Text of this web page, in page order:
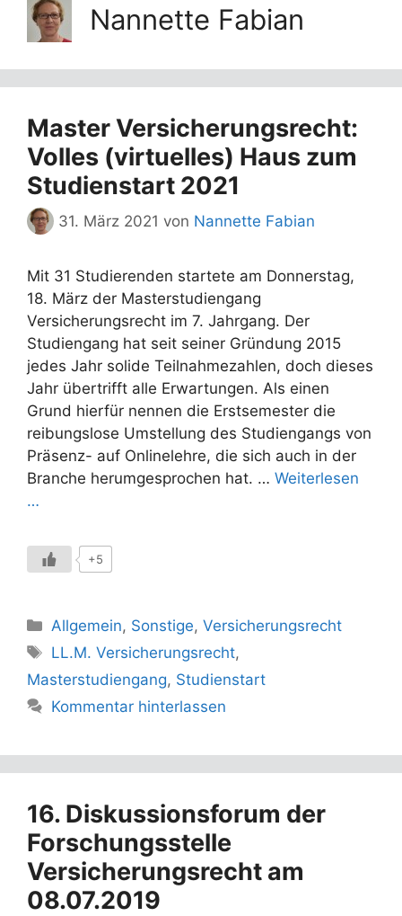
Nannette Fabian
Master Versicherungsrecht:
Volles (virtuelles) Haus zum
Studienstart 2021
31. März 2021 von Nannette Fabian
Mit 31 Studierenden startete am Donnerstag,
18. März der Masterstudiengang
Versicherungsrecht im 7. Jahrgang. Der
Studiengang hat seit seiner Gründung 2015
jedes Jahr solide Teilnahmezahlen, doch dieses
Jahr übertrifft alle Erwartungen. Als einen
Grund hierfür nennen die Erstsemester die
reibungslose Umstellung des Studiengangs von
Präsenz- auf Onlinelehre, die sich auch in der
Branche herumgesprochen hat. … Weiterlesen
…
+5
Kategorien
Allgemein, Sonstige,Versicherungsrecht
Schlagwörter
LL.M. Versicherungsrecht,
Masterstudiengang, Studienstart
Kommentar hinterlassen
16. Diskussionsforum der
Forschungsstelle
Versicherungsrecht am
08.07.2019